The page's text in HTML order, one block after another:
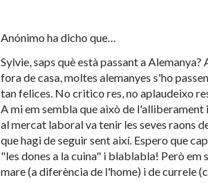
Anónimo ha dicho que…
Sylvie, saps què està passant a
fora de casa, moltes alemanyes s'ho
tan felices. No critico res, no aplaudeixo
A mi em sembla que això de
al mercat laboral va tenir les seves raons
que hagi de seguir sent així. Espero que
"les dones a la cuina" i blablabla! Però
mare (a diferència de l'home) i de currele